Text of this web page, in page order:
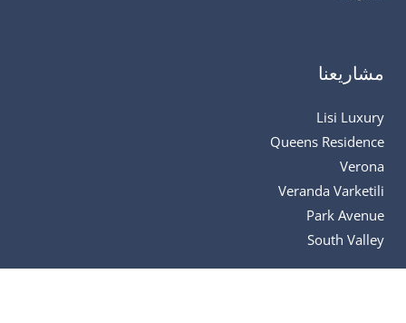
مشاريعنا
Lisi Luxury
Queens Residence
Verona
Veranda Varketili
Park Avenue
South Valley